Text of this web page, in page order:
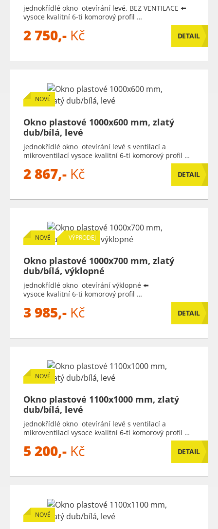
jednokřídlé okno otevírání levé, BEZ VENTILACE ⬅️
vysoce kvalitní 6-ti komorový profil …
2 750,- Kč DETAIL
NOVÉ
Okno plastové 1000x600 mm, zlatý
dub/bílá, levé
jednokřídlé okno otevírání levé s ventilací a
mikroventilací vysoce kvalitní 6-ti komorový profil …
2 867,- Kč DETAIL
NOVÉ VÝPRODEJ
Okno plastové 1000x700 mm, zlatý
dub/bílá, výklopné
jednokřídlé okno otevírání výklopné ⬅️
vysoce kvalitní 6-ti komorový profil …
3 985,- Kč DETAIL
NOVÉ
Okno plastové 1100x1000 mm, zlatý
dub/bílá, levé
jednokřídlé okno otevírání levé s ventilací a
mikroventilací vysoce kvalitní 6-ti komorový profil …
5 200,- Kč DETAIL
NOVÉ